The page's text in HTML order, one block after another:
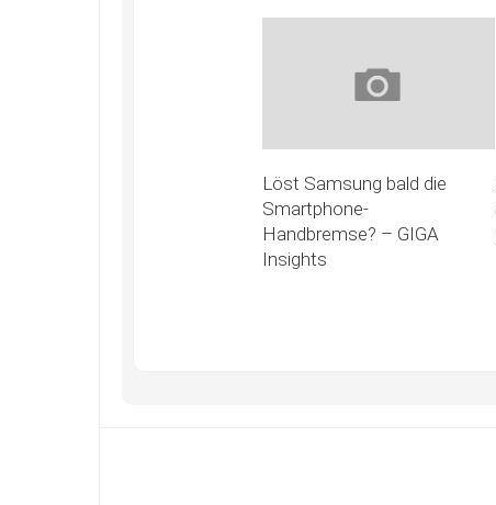
Löst Samsung bald die
Smartphone-
Handbremse? – GIGA
Insights